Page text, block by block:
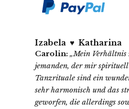
Izabela ♥ Katharina
Carolin: „Mein
jemanden, der mir
Tanzrituale sind ein
sehr harmonisch und das
geworfen, die allerdings